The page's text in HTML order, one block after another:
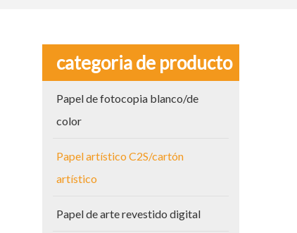
categoria de producto
Papel de fotocopia blanco/de
color
Papel artístico C2S/cartón
artístico
Papel de arte revestido digital